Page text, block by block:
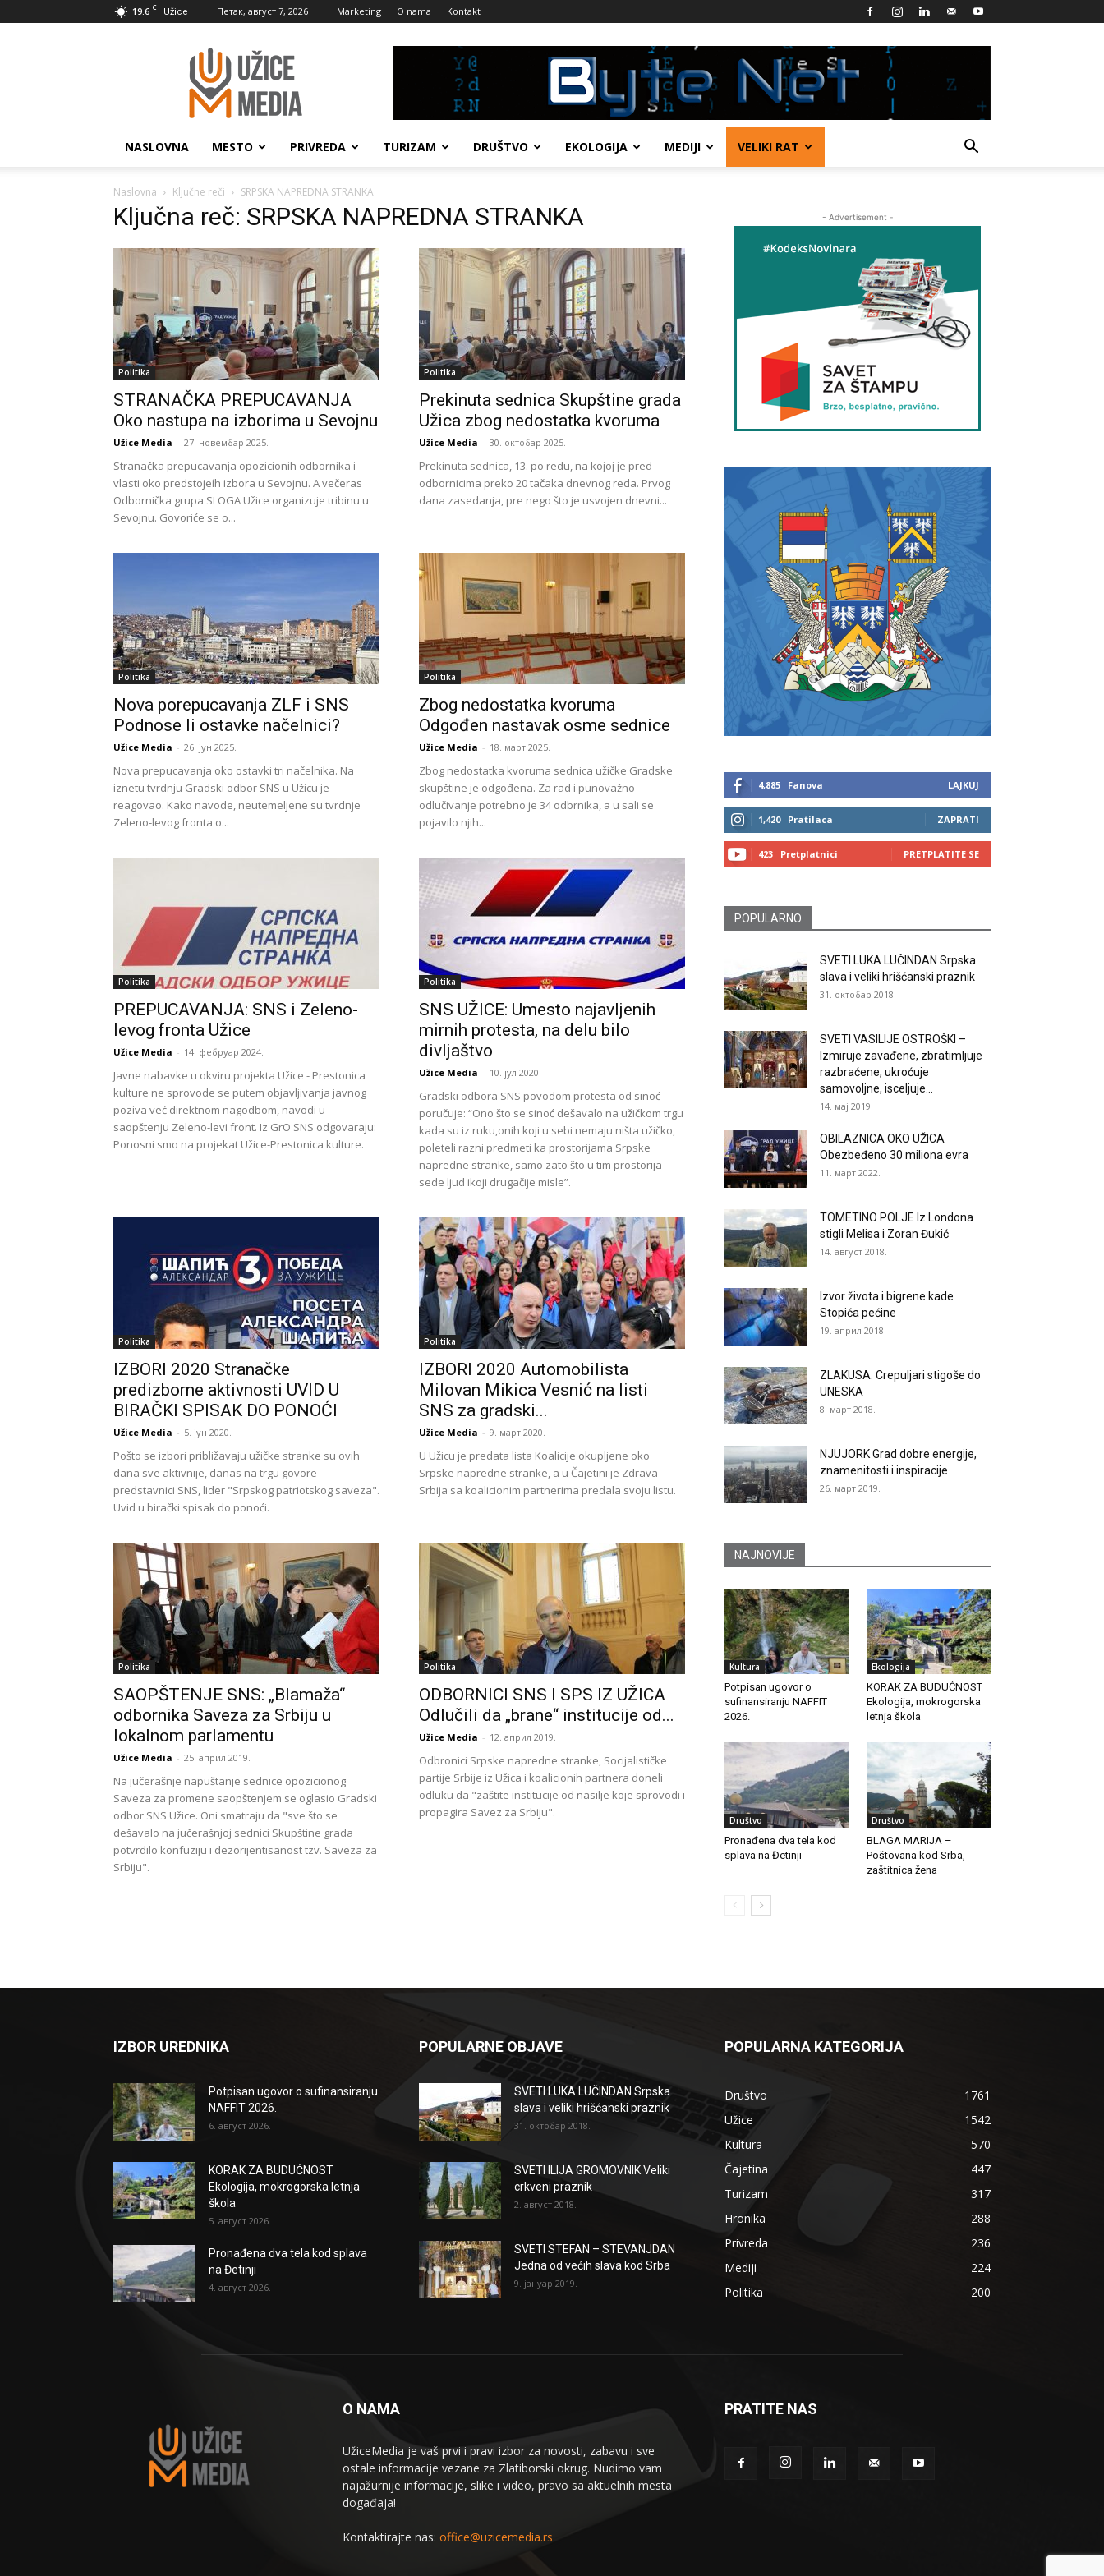
19.6 C Užice Петак, август 7, 2026 Marketing O nama Kontakt
UžiceMedia
NASLOVNA MESTO PRIVREDA TURIZAM DRUŠTVO EKOLOGIJA MEDIJI VELIKI RAT
Naslovna Ključne reči SRPSKA NAPREDNA STRANKA
Ključna reč: SRPSKA NAPREDNA STRANKA
Politika
STRANAČKA PREPUCAVANJA
Oko nastupa na izborima u Sevojnu
Užice Media - 27. новембар 2025.
Stranačka prepucavanja opozicionih odbornika i
vlasti oko predstojeíh izbora u Sevojnu. A večeras
Odbornička grupa SLOGA Užice organizuje tribinu u
Sevojnu. Govoriće se o...
Politika
Prekinuta sednica Skupštine grada
Užica zbog nedostatka kvoruma
Užice Media - 30. октобар 2025.
Prekinuta sednica, 13. po redu, na kojoj je pred
odbornicima preko 20 tačaka dnevnog reda. Prvog
dana zasedanja, pre nego što je usvojen dnevni...
Politika
Nova porepucavanja ZLF i SNS
Podnose li ostavke načelnici?
Užice Media - 26. јун 2025.
Nova prepucavanja oko ostavki tri načelnika. Na
iznetu tvrdnju Gradski odbor SNS u Užicu je
reagovao. Kako navode, neutemeljene su tvrdnje
Zeleno-levog fronta o...
Politika
Zbog nedostatka kvoruma
Odgođen nastavak osme sednice
Užice Media - 18. март 2025.
Zbog nedostatka kvoruma sednica užičke Gradske
skupštine je odgođena. Za rad i punovažno
odlučivanje potrebno je 34 odbrnika, a u sali se
pojavilo njih...
Politika
PREPUCAVANJA: SNS i Zeleno-
levog fronta Užice
Užice Media - 14. фебруар 2024.
Javne nabavke u okviru projekta Užice - Prestonica
kulture ne sprovode se putem objavljivanja javnog
poziva već direktnom nagodbom, navodi u
saopštenju Zeleno-levi front. Iz GrO SNS odgovaraju:
Ponosni smo na projekat Užice-Prestonica kulture.
Politika
SNS UŽICE: Umesto najavljenih
mirnih protesta, na delu bilo
divljaštvo
Užice Media - 10. јул 2020.
Gradski odbora SNS povodom protesta od sinoć
poručuje: “Ono što se sinoć dešavalo na užičkom trgu
kada su iz ruku,onih koji u sebi nemaju ništa užičko,
poleteli razni predmeti ka prostorijama Srpske
napredne stranke, samo zato što u tim prostorija
sede ljud ikoji drugačije misle”.
Politika
IZBORI 2020 Stranačke
predizborne aktivnosti UVID U
BIRAČKI SPISAK DO PONOĆI
Užice Media - 5. јун 2020.
Pošto se izbori približavaju užičke stranke su ovih
dana sve aktivnije, danas na trgu govore
predstavnici SNS, lider "Srpskog patriotskog saveza".
Uvid u birački spisak do ponoći.
Politika
IZBORI 2020 Automobilista
Milovan Mikica Vesnić na listi
SNS za gradski...
Užice Media - 9. март 2020.
U Užicu je predata lista Koalicije okupljene oko
Srpske napredne stranke, a u Čajetini je Zdrava
Srbija sa koalicionim partnerima predala svoju listu.
Politika
SAOPŠTENJE SNS: „Blamaža“
odbornika Saveza za Srbiju u
lokalnom parlamentu
Užice Media - 25. април 2019.
Na jučerašnje napuštanje sednice opozicionog
Saveza za promene saopštenjem se oglasio Gradski
odbor SNS Užice. Oni smatraju da "sve što se
dešavalo na jučerašnjoj sednici Skupštine grada
potvrdilo konfuziju i dezorijentisanost tzv. Saveza za
Srbiju".
Politika
ODBORNICI SNS I SPS IZ UŽICA
Odlučili da „brane“ institucije od...
Užice Media - 12. април 2019.
Odbronici Srpske napredne stranke, Socijalističke
partije Srbije iz Užica i koalicionih partnera doneli
odluku da "zaštite institucije od nasilje koje sprovodi i
propagira Savez za Srbiju".
- Advertisement -
4,885 Fanova LAJKUJ
1,420 Pratilaca ZAPRATI
423 Pretplatnici PRETPLATITE SE
POPULARNO
SVETI LUKA LUČINDAN Srpska
slava i veliki hrišćanski praznik
31. октобар 2018.
SVETI VASILIJE OSTROŠKI –
Izmiruje zavađene, zbratimljuje
razbraćene, ukroćuje
samovoljne, isceljuje...
14. мај 2019.
OBILAZNICA OKO UŽICA
Obezbeđeno 30 miliona evra
11. март 2022.
TOMETINO POLJE Iz Londona
stigli Melisa i Zoran Đukić
14. август 2018.
Izvor života i bigrene kade
Stopića pećine
19. април 2018.
ZLAKUSA: Crepuljari stigoše do
UNESKA
8. март 2018.
NJUJORK Grad dobre energije,
znamenitosti i inspiracije
26. март 2019.
NAJNOVIJE
Kultura
Potpisan ugovor o
sufinansiranju NAFFIT
2026.
Ekologija
KORAK ZA BUDUĆNOST
Ekologija, mokrogorska
letnja škola
Društvo
Pronađena dva tela kod
splava na Đetinji
Društvo
BLAGA MARIJA –
Poštovana kod Srba,
zaštitnica žena
IZBOR UREDNIKA
Potpisan ugovor o sufinansiranju
NAFFIT 2026.
6. август 2026.
KORAK ZA BUDUĆNOST
Ekologija, mokrogorska letnja
škola
5. август 2026.
Pronađena dva tela kod splava
na Đetinji
4. август 2026.
POPULARNE OBJAVE
SVETI LUKA LUČINDAN Srpska
slava i veliki hrišćanski praznik
31. октобар 2018.
SVETI ILIJA GROMOVNIK Veliki
crkveni praznik
2. август 2018.
SVETI STEFAN – STEVANJDAN
Jedna od većih slava kod Srba
9. јануар 2019.
POPULARNA KATEGORIJA
Društvo
1761
Užice
1542
Kultura
570
Čajetina
447
Turizam
317
Hronika
288
Privreda
236
Mediji
224
Politika
200
O NAMA
UžiceMedia je vaš prvi i pravi izbor za novosti, zabavu i sve
ostale informacije vezane za Zlatiborski okrug. Nudimo vam
najažurnije informacije, slike i video, pravo sa aktuelnih mesta
događaja!
Kontaktirajte nas: office@uzicemedia.rs
PRATITE NAS